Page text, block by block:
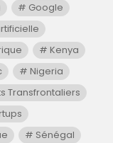
Google
Kenya
Nigeria
Transfrontaliers
Sénégal